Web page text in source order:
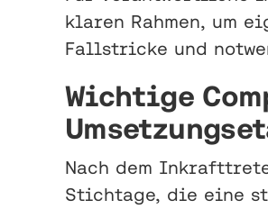
klaren Rahmen, um
Fallstricke und
Wichtige
Nach dem
Stichtage, die eine